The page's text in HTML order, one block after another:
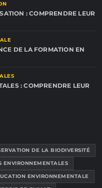
: COMPRENDRE LEUR
DE LA FORMATION EN
: COMPRENDRE LEUR
DE LA BIODIVERSITÉ
ENVIRONNEMENTALES
ENVIRONNEMENTALE